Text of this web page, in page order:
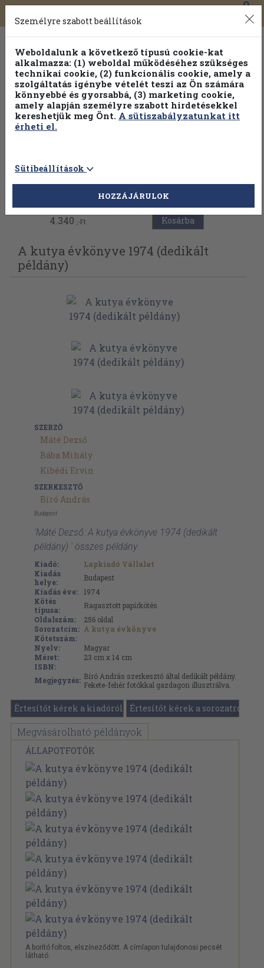
Toggle
navigation
0
Vissza az előző oldalra
4.340 ,-Ft Kosárba
A kutya évkönyve 1974 (dedikált
példány)
SZERZŐ
Máté Dezső
Bába Mihály
Kibédi Ervin
SZERKESZTŐ
Bíró András
Budapest
'Máté Dezső: A kutya évkönyve 1974 (dedikált
példány) ' összes példány
Kiadó:
Lapkiadó Vállalat
Kiadás
helye:
Budapest
Kiadás éve:
1974
Kötés
típusa:
Ragasztott papírkötés
Oldalszám:
256 oldal
Sorozatcím: A kutya évkönyve
Kötetszám:
Nyelv:
Magyar
Méret:
23 cm x 14 cm
ISBN:
Megjegyzés: Bíró András szerkesztő által dedikált példány.
Fekete-fehér fotókkal gazdagon illusztrálva.
Értesítőt kérek a kiadóról Értesítőt kérek a sorozatról
Megvásárolható példányok
ÁLLAPOTFOTÓK
A borító foltos, elszíneződött. A címlapon tulajdonosi pecsét
látható.
Személyre szabott beállítások
Weboldalunk a következő típusú cookie-kat
alkalmazza: (1) weboldal működéséhez szükséges
technikai cookie, (2) funkcionális cookie, amely a
szolgáltatás igénybe vételét teszi az Ön számára
könnyebbé és gyorsabbá, (3) marketing cookie,
amely alapján személyre szabott hirdetésekkel
kereshetjük meg Önt. A sütiszabályzatunkat itt
érheti el.
Sütibeállítások
HOZZÁJÁRULOK